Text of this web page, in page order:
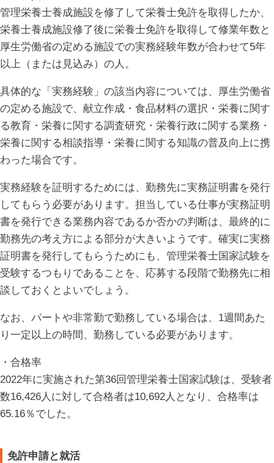
管理栄養士養成施設を修了して栄養士免許を取得したか、
栄養士養成施設修了後に栄養士免許を取得して修業年数と
厚生労働省の定める施設での実務経験年数が合わせて5年
以上（または見込み）の人。
具体的な「実務経験」の該当内容については、厚生労働省
の定める施設で、献立作成・食品材料の選択・栄養に関す
る教育・栄養に関する調査研究・栄養行政に関する業務・
栄養に関する相談指導・栄養に関する知識の普及向上に携
わった場合です。
実務経験を証明するためには、勤務先に実務証明書を発行
してもらう必要があります。担当している仕事が実務証明
書を発行できる業務内容であるか否かの判断は、最終的に
勤務先の考え方による部分が大きいようです。確実に実務
証明書を発行してもらうためにも、管理栄養士国家試験を
受験するつもりであることを、応募する段階で勤務先に相
談しておくとよいでしょう。
なお、パートや非常勤で勤務している場合は、1週間あた
り一定以上の時間、勤務している必要があります。
・合格率
2022年に実施された第36回管理栄養士国家試験は、受験者
数16,426人に対して合格者は10,692人となり、合格率は
65.16％でした。
免許申請と就活